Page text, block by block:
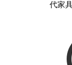
代家